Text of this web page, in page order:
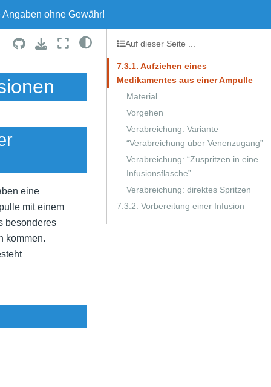
ohne Gewähr!
eine
mit einem
besonderes
kommen.
Auf dieser Seite ...
7.3.1. Aufziehen eines
Medikamentes aus einer Ampulle
Material
Vorgehen
Verabreichung: Variante
“Verabreichung über Venenzugang”
Verabreichung: “Zuspritzen in eine
Infusionsflasche”
Verabreichung: direktes Spritzen
7.3.2. Vorbereitung einer Infusion